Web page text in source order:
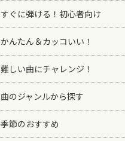
すぐに弾ける！初心者向け
かんたん＆カッコいい！
難しい曲にチャレンジ！
曲のジャンルから探す
季節のおすすめ